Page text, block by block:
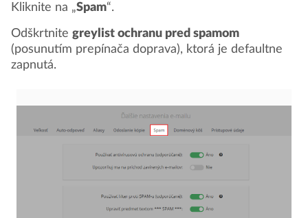
Kliknite na „Spam“.
Odškrtnite greylist ochranu pred spamom
(posunutím prepínača doprava), ktorá je defaultne
zapnutá.